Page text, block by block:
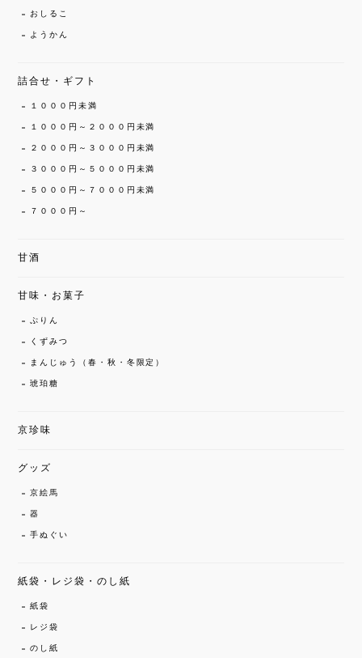
おしるこ
ようかん
詰合せ・ギフト
１０００円未満
１０００円～２０００円未満
２０００円～３０００円未満
３０００円～５０００円未満
５０００円～７０００円未満
７０００円～
甘酒
甘味・お菓子
ぷりん
くずみつ
まんじゅう（春・秋・冬限定）
琥珀糖
京珍味
グッズ
京絵馬
器
手ぬぐい
紙袋・レジ袋・のし紙
紙袋
レジ袋
のし紙